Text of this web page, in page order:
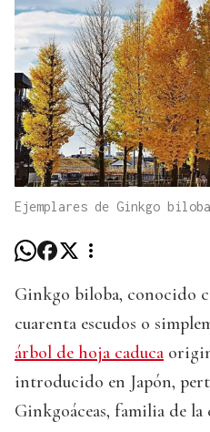
Ejemplares de Ginkgo
Ginkgo biloba, conocido
cuarenta escudos o
árbol de hoja caduca
introducido en Japón,
Ginkgoáceas, familia de la